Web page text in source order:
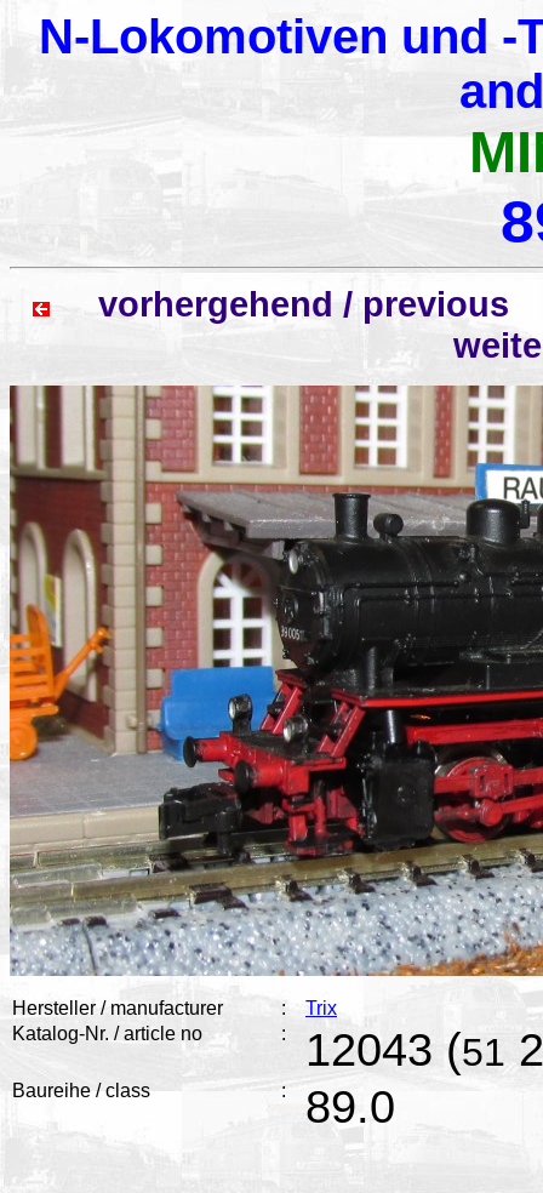
N-Lokomotiven und -
vorhergehend /
Hersteller / manufacturer :
Trix
Katalog-Nr. / article no
: 12043 (51
Baureihe / class : 89.0